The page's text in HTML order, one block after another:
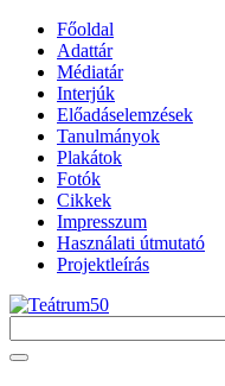
Főoldal
Adattár
Médiatár
Interjúk
Előadáselemzések
Tanulmányok
Plakátok
Fotók
Cikkek
Impresszum
Használati útmutató
Projektleírás